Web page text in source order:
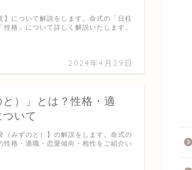
2024年4月29日
】について解説をします。命式の「日柱
格」について詳しく解説いたします。
）」とは？性格・適
いて
（みずのと）】の解説をします。命式の
性格・適職・恋愛傾向・相性をご紹介い